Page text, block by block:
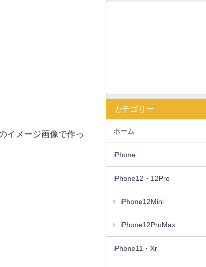
イメージ画像で作っ
カテゴリー
ホーム
iPhone
iPhone12・12Pro
iPhone12Mini
iPhone12ProMax
iPhone11・Xr